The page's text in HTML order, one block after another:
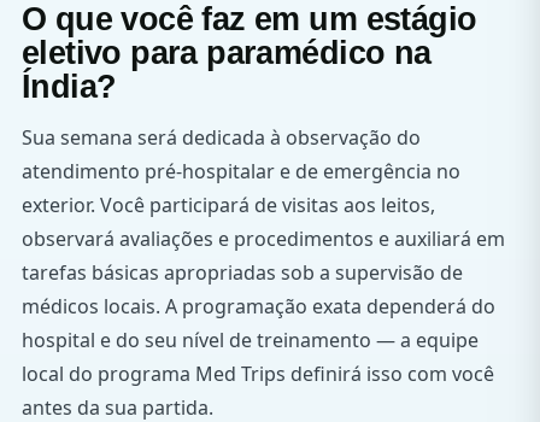
O que você faz em um estágio
eletivo para paramédico na
Índia?
Sua semana será dedicada à observação do
atendimento pré-hospitalar e de emergência no
exterior. Você participará de visitas aos leitos,
observará avaliações e procedimentos e auxiliará em
tarefas básicas apropriadas sob a supervisão de
médicos locais. A programação exata dependerá do
hospital e do seu nível de treinamento — a equipe
local do programa Med Trips definirá isso com você
antes da sua partida.